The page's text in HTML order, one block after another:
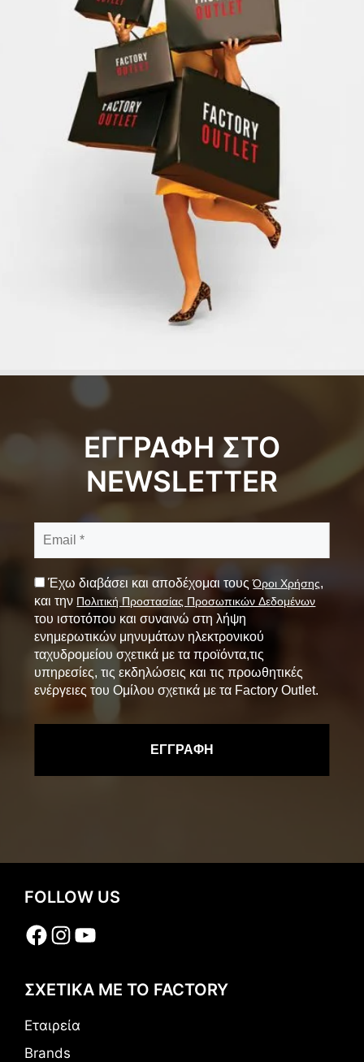
ΕΓΓΡΑΦΗ ΣΤΟ
NEWSLETTER
Έχω διαβάσει και αποδέχομαι τουςΌροι Χρήσης,
και την Πολιτική Προστασίας Προσωπικών Δεδομένων
του ιστοτόπου και συναινώ στη λήψη
ενημερωτικών μηνυμάτων ηλεκτρονικού
ταχυδρομείου σχετικά με τα προϊόντα,τις
υπηρεσίες, τις εκδηλώσεις και τις προωθητικές
ενέργειες του Ομίλου σχετικά με τα Factory Outlet.
FOLLOW US
Facebook
Instagram
YouTube
ΣΧΕΤΙΚΑ ΜΕ ΤΟ FACTORY
Εταιρεία
Brands